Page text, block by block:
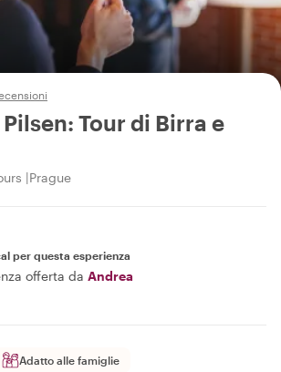
Pilsen: Tour di Birra e
Prague
per questa esperienza
offerta da Andrea
Adatto alle famiglie